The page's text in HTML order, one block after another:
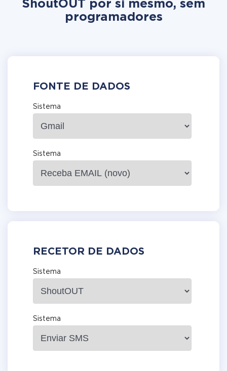
ShoutOUT por si mesmo, sem
programadores
FONTE DE DADOS
Sistema
Sistema
RECETOR DE DADOS
Sistema
Sistema